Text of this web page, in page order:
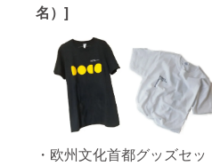
名）]
・欧州文化首都グッズセッ